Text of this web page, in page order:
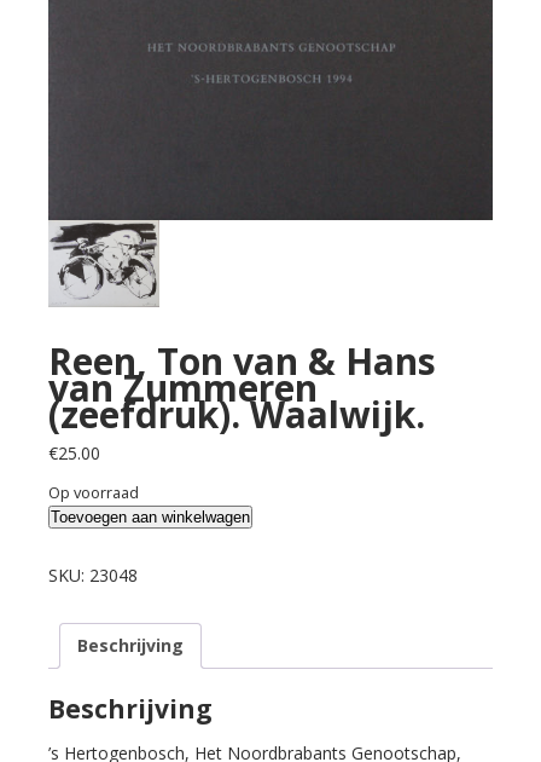
Reen, Ton van & Hans
van Zummeren
(zeefdruk). Waalwijk.
€25.00
Op voorraad
Reen,
van
Hans
Zummeren
(zeefdruk).
aantal
Toevoegen aan winkelwagen
SKU: 23048
Beschrijving
Beschrijving
’s Hertogenbosch, Het Noordbrabants Genootschap,